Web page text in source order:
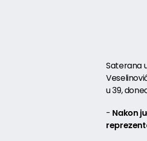
Saterana
u 39,
- Nakon